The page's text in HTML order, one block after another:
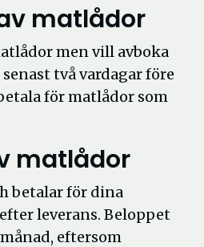
matlådor
men vill avboka
två vardagar före
för matlådor som
matlådor
betalar för dina
leverans. Beloppet
eftersom